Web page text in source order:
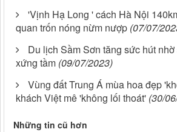
'Vịnh Hạ Long ' cách Hà Nội
quan trốn nóng nừm nượp (07/07/
Du lịch Sầm Sơn tăng sức hút
xứng tầm (09/07/2023)
Vùng đất Trung Á mùa hoa đẹp
khách Việt mê 'không lối thoát' (30/
Những tin cũ hơn